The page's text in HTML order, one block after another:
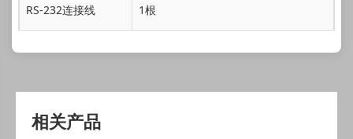
RS-232连接线 1根
相关产品